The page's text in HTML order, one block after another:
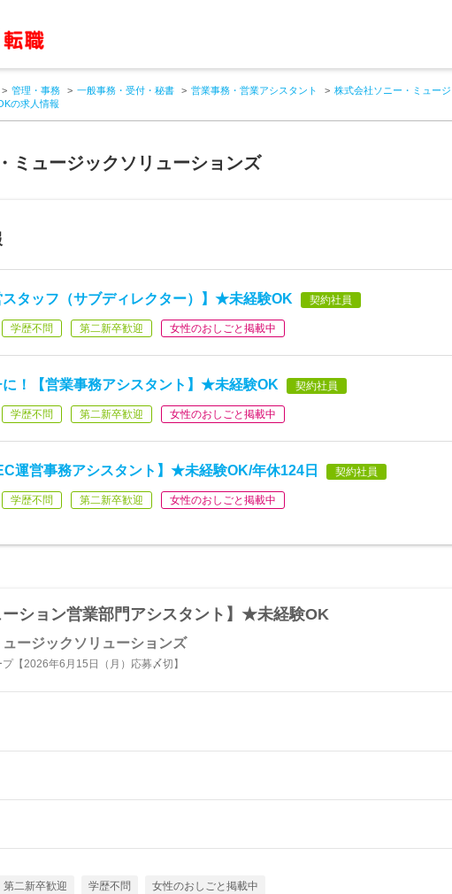
管理・事務 一般事務・受付・秘書 営業事務・営業アシスタント 株式会社ソニー・ミュー
の求人情報
ミュージックソリューションズ
スタッフ（サブディレクター）】★未経験OK 契約社員
学歴不問 第二新卒歓迎 女性のおしごと掲載中
！【営業事務アシスタント】★未経験OK 契約社員
学歴不問 第二新卒歓迎 女性のおしごと掲載中
運営事務アシスタント】★未経験OK/年休124日 契約社員
学歴不問 第二新卒歓迎 女性のおしごと掲載中
ーション営業部門アシスタント】★未経験OK
ージックソリューションズ
【2026年6月15日（月）応募〆切】
第二新卒歓迎 学歴不問 女性のおしごと掲載中